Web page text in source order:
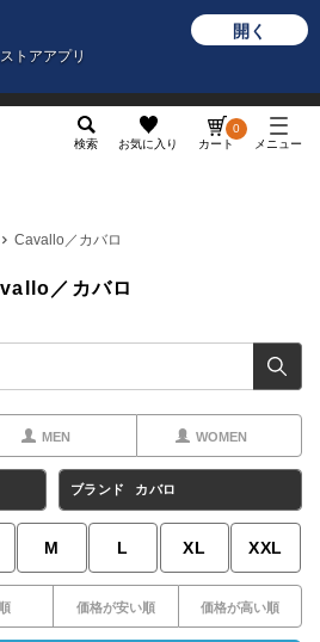
トアアプリ
開く
検索 お気に入り カート
0
メニュー
Cavallo／カバロ
／カバロ
MEN WOMEN
ブランド カバロ
M L XL XXL
価格が安い順 価格が高い順